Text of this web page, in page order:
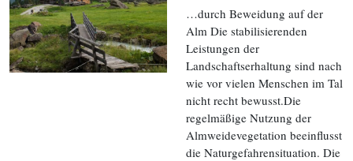
…durch Beweidung auf der
Alm Die stabilisierenden
Leistungen der
Landschaftserhaltung sind nach
wie vor vielen Menschen im Tal
nicht recht bewusst.Die
regelmäßige Nutzung der
Almweidevegetation beeinflusst
die Naturgefahrensituation. Die